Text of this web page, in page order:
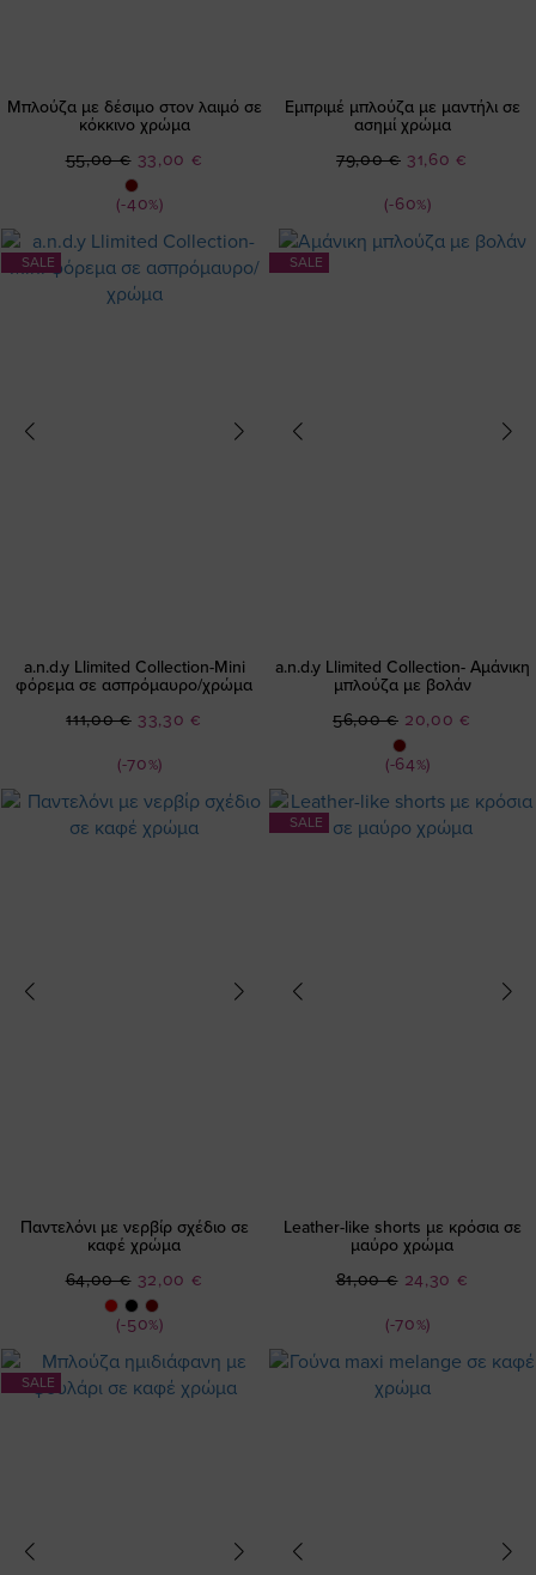
Μπλούζα με δέσιμο στον λαιμό σε
κόκκινο χρώμα
(-40%)
Ειδική
Τιμή
33,00 €
55,00 €
Εμπριμέ μπλούζα με μαντήλι σε
ασημί χρώμα
(-60%)
Ειδική
31,60 €
79,00 €
SALE
a.n.d.y Llimited Collection-Mini
φόρεμα σε ασπρόμαυρο/χρώμα
(-70%)
Ειδική
33,30 €
111,00 €
SALE
a.n.d.y Llimited Collection- Αμάνικη
μπλούζα με βολάν
(-64%)
Ειδική
Τιμή
20,00 €
56,00 €
Παντελόνι με νερβίρ σχέδιο σε
καφέ χρώμα
(-50%)
Ειδική
Τιμή
32,00 €
64,00 €
SALE
Leather-like shorts με κρόσια σε
μαύρο χρώμα
(-70%)
Ειδική
24,30 €
81,00 €
SALE